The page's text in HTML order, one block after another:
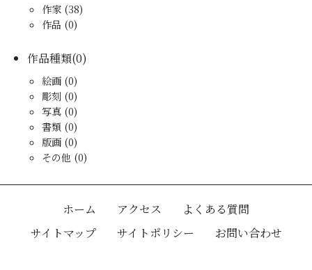
作家 (38)
作品 (0)
作品種類(0)
絵画 (0)
彫刻 (0)
写真 (0)
書類 (0)
版画 (0)
その他 (0)
ホーム アクセス
よくある質問
サイトマップ
サイトポリシー お問い合わせ